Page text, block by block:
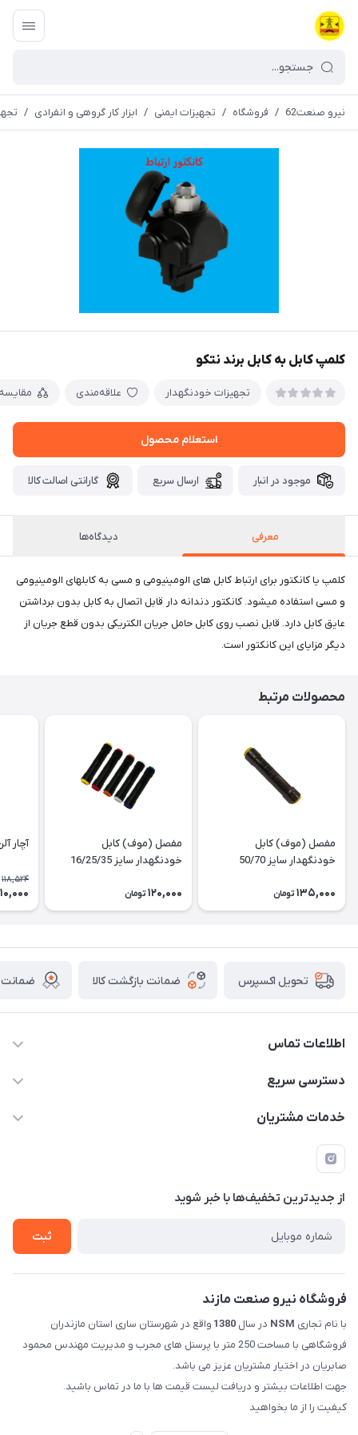
نیرو صنعت62 / فروشگاه / تجهیزات ایمنی / ابزار کار گروهی و انفرادی /
کلمپ کابل به کابل برند نتکو
تجهیزات خودنگهدار علاقه‌مندی
استعلام محصول
موجود در انبار ارسال سریع گارانتی اصالت کالا
معرفی دیدگاه‌ها
کلمپ یا کانکتور برای ارتباط کابل های الومینیومی و مسی به کابلهای الومینیومی
و مسی استفاده میشود. کانکتور دندانه دار قابل اتصال به کابل بدون برداشتن
عایق کابل دارد. قابل نصب روی کابل حامل جریان الکتریکی بدون قطع جریان از
دیگر مزایای این کانکتور است.
محصولات مرتبط
مفصل (موف) کابل
خودنگهدار سایز 50/70
135,000 تومان
مفصل (موف) کابل
خودنگهدار سایز 16/25/35
120,000 تومان
آچار
118,524
تحویل اکسپرس ضمانت بازگشت کالا ضمانت
اطلاعات تماس
011-33376810 /// 09123594705 /// 09030910517
عبوری 32 فروشگاه نیرو صنعت مازند (صابریان)
دسترسی سریع
حساب کاربری
لیست محصولات
درباره ما
خدمات مشتریان
قوانین و مقررات
حریم خصوصی
راهنما
از جدید‌ترین تخفیف‌ها با‌ خبر شوید
ثبت
فروشگاه نیرو صنعت مازند
با نام تجاری NSM در سال 1380 واقع در شهرستان ساری استان مازندران
فروشگاهی با مساحت 250 متر با پرسنل های مجرب و مدیریت مهندس محمود
صابریان در اختیار مشتریان عزیز می باشد.
جهت اطلاعات بیشتر و دریافت لیست قیمت ها با ما در تماس باشید.
کیفیت را از ما بخواهید